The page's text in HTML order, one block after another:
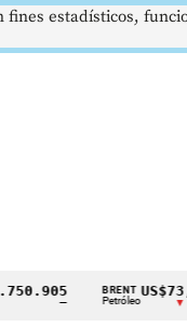
BRENT
Petróleo
US$73,48
▼ 1.12
estadísticos,